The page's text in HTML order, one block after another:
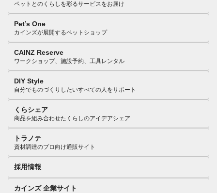
ペットとのくらしを彩るサービスをお届け
Pet’s One
カインズが展開するペットショップ
CAINZ Reserve
ワークショップ、施設予約、工具レンタル
DIY Style
自分でものづくりしたいすべての人をサポート
くらシェア
商品を組み合わせたくらしのアイデアシェア
トラノテ
資材調達のプロ向け通販サイト
採用情報
カインズ 企業サイト